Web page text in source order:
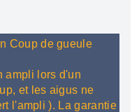
Coup de gueule
ampli lors d'un
et les aigus ne
l'ampli ). La garantie